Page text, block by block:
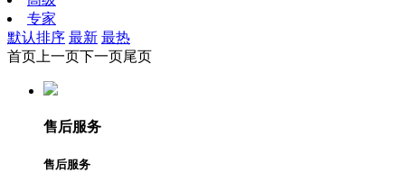
专家
默认排序 最新 最热
首页 上一页下一页尾页
售后服务
售后服务